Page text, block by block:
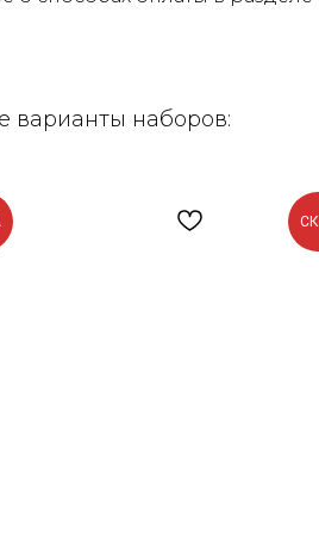
варианты наборов: